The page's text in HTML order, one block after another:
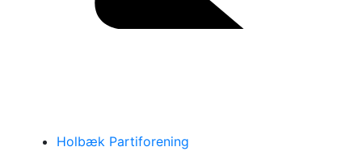
Holbæk Partiforening